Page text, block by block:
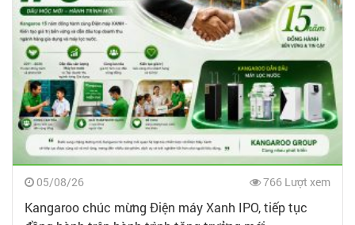
05/08/26 766 Lượt xem
Kangaroo chúc mừng Điện máy Xanh IPO, tiếp tục